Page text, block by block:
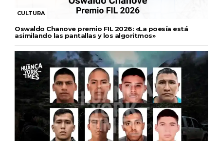
CULTURA
Oswaldo Chanove premio FIL 2026: «La poesía está
asimilando las pantallas y los algoritmos»